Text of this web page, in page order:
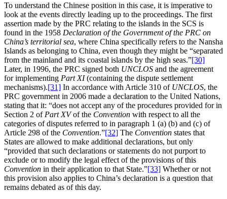
To understand the Chinese position in this case, it is imperative to
look at the events directly leading up to the proceedings. The first
assertion made by the PRC relating to the islands in the SCS is
found in the 1958 Declaration of the Government of the PRC on
China’s territorial sea, where China specifically refers to the Nansha
Islands as belonging to China, even though they might be “separated
from the mainland and its coastal islands by the high seas.”[30]
Later, in 1996, the PRC signed both UNCLOS and the agreement
for implementing Part XI(containing the dispute settlement
mechanisms).[31] In accordance with Article 310 of UNCLOS, the
PRC government in 2006 made a declaration to the United Nations,
stating that it: “does not accept any of the procedures provided for in
Section 2 of Part XVof the Convention with respect to all the
categories of disputes referred to in paragraph 1 (a) (b) and (c) of
Article 298 of the Convention.”[32] The Convention states that
States are allowed to make additional declarations, but only
“provided that such declarations or statements do not purport to
exclude or to modify the legal effect of the provisions of this
Convention in their application to that State.”[33] Whether or not
this provision also applies to China’s declaration is a question that
remains debated as of this day.